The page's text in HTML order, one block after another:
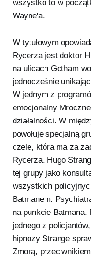
wszystko to w
Wayne'a.
W tytułowym
Rycerza jest doktor
na ulicach Gotham
jednocześnie
W jednym z
emocjonalny
działalności. W
powołuje specjalną
czele, która ma za
Rycerza. Hugo
tej grupy jako
wszystkich
Batmanem.
na punkcie Batmana.
jednego z
hipnozy Strange
Zmorą,